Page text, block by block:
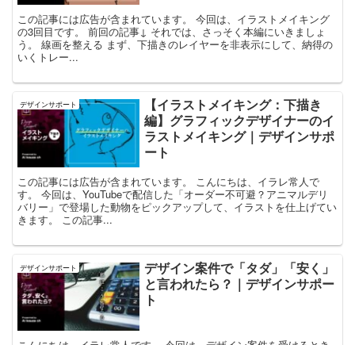
この記事には広告が含まれています。 今回は、イラストメイキング
の3回目です。 前回の記事↓ それでは、さっそく本編にいきましょ
う。 線画を整える まず、下描きのレイヤーを非表示にして、納得の
いくトレー...
デザインサポート
【イラストメイキング：下描き
編】グラフィックデザイナーのイ
ラストメイキング｜デザインサポ
ート
この記事には広告が含まれています。 こんにちは、イラレ常人で
す。 今回は、YouTubeで配信した「オーダー不可避？アニマルデリ
バリー」で登場した動物をピックアップして、イラストを仕上げてい
きます。 この記事...
デザインサポート
デザイン案件で「タダ」「安く」
と言われたら？｜デザインサポー
ト